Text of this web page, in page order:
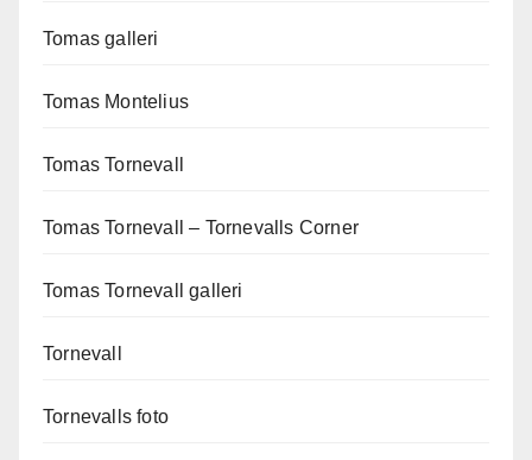
Tomas galleri
Tomas Montelius
Tomas Tornevall
Tomas Tornevall – Tornevalls Corner
Tomas Tornevall galleri
Tornevall
Tornevalls foto